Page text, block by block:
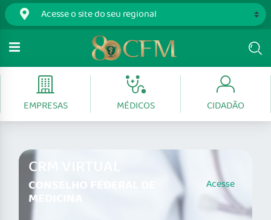
EMPRESAS MÉDICOS CIDADÃO
CRM VIRTUAL
CONSELHO FEDERAL DE
MEDICINA
Acesse